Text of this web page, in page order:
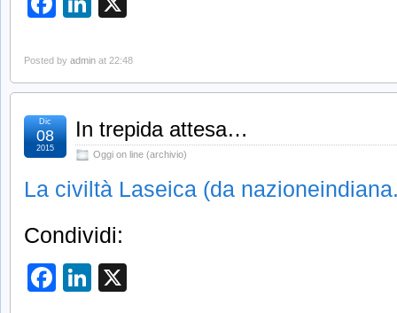
Posted by admin at 22:48
In trepida attesa…
Oggi on line (archivio)
Dic
08
2015
La civiltà Laseica (da
Condividi:
Facebook
LinkedIn